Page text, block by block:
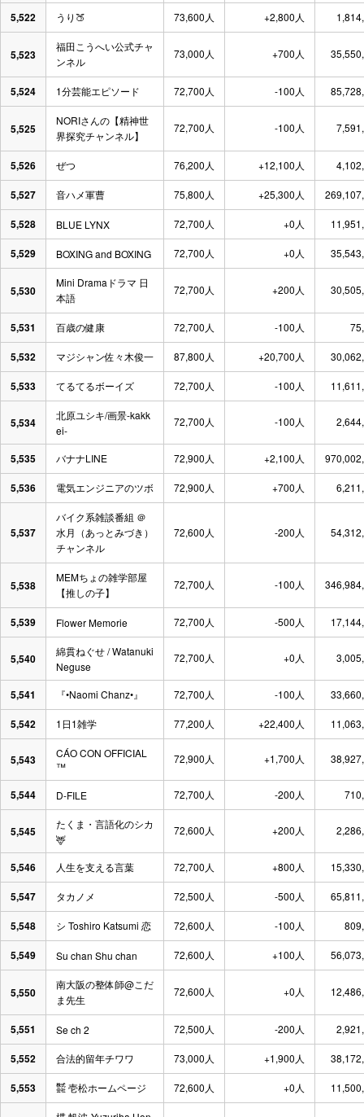
5,522 うり🍑 73,600人 +2,800人
5,523
福田こうへい公式チャ
ンネル
73,000人 +700人
5,524 1分芸能エピソード 72,700人 -100人
5,525
NORIさんの【精神世
界探究チャンネル】
72,700人 -100人
5,526 ぜつ 76,200人 +12,100人
5,527 音ハメ軍曹 75,800人 +25,300人
5,528 BLUE LYNX 72,700人 +0人
5,529 BOXING and BOXING 72,700人 +0人
5,530
Mini Dramaドラマ 日
本語
72,700人 +200人
5,531 百歳の健康 72,700人 -100人
5,532 マジシャン佐々木俊一 87,800人 +20,700人
5,533 てるてるボーイズ 72,700人 -100人
5,534
北原ユシキ/画景-kakk
ei-
72,700人 -100人
5,535 バナナLINE 72,900人 +2,100人
5,536 電気エンジニアのツボ 72,900人 +700人
5,537
バイク系雑談番組 ＠
水月（あっとみづき）
チャンネル
72,600人 -200人
5,538
MEMちょの雑学部屋
【推しの子】
72,700人 -100人
5,539 Flower Memorie 72,700人 -500人
5,540
綿貫ねぐせ / Watanuki
Neguse
72,700人 +0人
5,541 『•Naomi Chanz•』 72,700人 -100人
5,542 1日1雑学 77,200人 +22,400人
5,543
CÁO CON OFFICIAL
™
72,900人 +1,700人
5,544 D-FILE 72,700人 -200人
5,545
たくま・言語化のシカ
🦌
72,600人 +200人
5,546 人生を支える言葉 72,700人 +800人
5,547 タカノメ 72,500人 -500人
5,548 シ Toshiro Katsumi 恋 72,600人 -100人
5,549 Su chan Shu chan 72,600人 +100人
5,550
南大阪の整体師@こだ
ま先生
72,600人 +0人
5,551 Se ch 2 72,500人 -200人
5,552 合法的留年チワワ 73,000人 +1,900人
5,553 ㍿ 壱松ホームページ 72,600人 +0人